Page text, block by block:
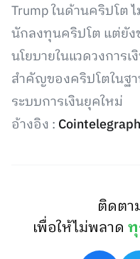
Trump ในด้านคริปโต
นักลงทุนคริปโต แต่ยัง
นโยบายในแวดวงการ
สำคัญของคริปโตในฐ
ระบบการเงินยุคใหม่
อ้างอิง : Cointelegraph
ติดตา
เพื่อให้ไม่พลาด